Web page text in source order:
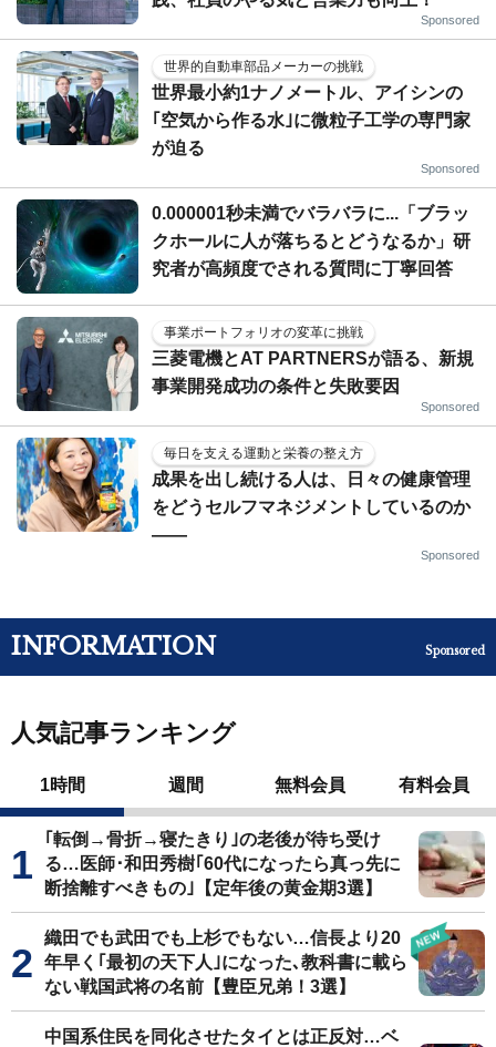
Sponsored
世界的自動車部品メーカーの挑戦
世界最小約1ナノメートル、アイシンの
｢空気から作る水｣に微粒子工学の専門家
が迫る
Sponsored
0.000001秒未満でバラバラに...「ブラッ
クホールに人が落ちるとどうなるか」研
究者が高頻度でされる質問に丁寧回答
事業ポートフォリオの変革に挑戦
三菱電機とAT PARTNERSが語る、新規
事業開発成功の条件と失敗要因
Sponsored
毎日を支える運動と栄養の整え方
成果を出し続ける人は、日々の健康管理
をどうセルフマネジメントしているのか
——
Sponsored
INFORMATION Sponsored
人気記事ランキング
1時間 週間 無料会員 有料会員
｢転倒→骨折→寝たきり｣の老後が待ち受け
る…医師･和田秀樹｢60代になったら真っ先に
断捨離すべきもの｣【定年後の黄金期3選】
織田でも武田でも上杉でもない…信長より20
年早く｢最初の天下人｣になった､教科書に載ら
ない戦国武将の名前【豊臣兄弟！3選】
中国系住民を同化させたタイとは正反対…ベ